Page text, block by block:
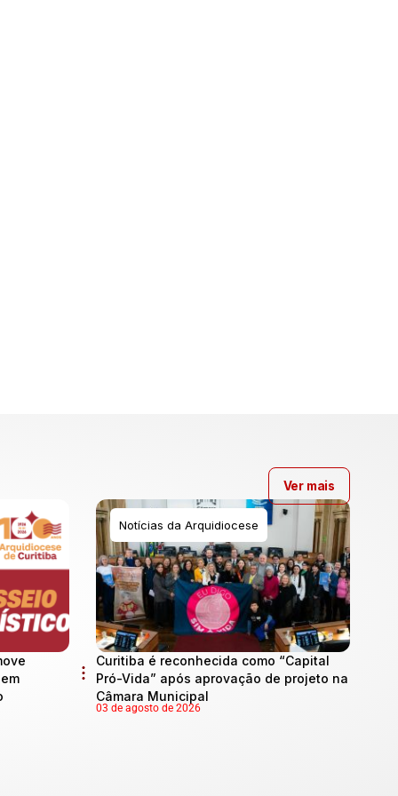
Notícias da Arquidiocese
Curitiba é reconhecida como “Capital
Pró-Vida” após aprovação de projeto na
Câmara Municipal
03 de agosto de 2026
Ver mais